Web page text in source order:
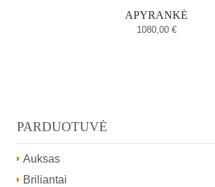
APYRANKĖ
1080,00 €
PARDUOTUVĖ
Auksas
Briliantai